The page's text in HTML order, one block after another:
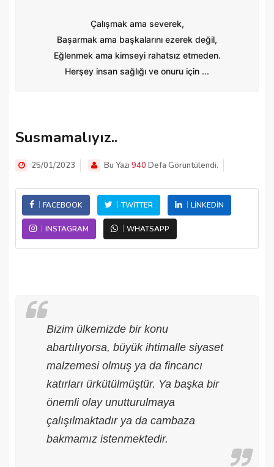
Çalışmak ama severek,
Başarmak ama başkalarını ezerek değil,
Eğlenmek ama kimseyi rahatsız etmeden.
Herşey insan sağlığı ve onuru için ...
Susmamalıyız..
25/01/2023 Bu Yazı 940 Defa Görüntülendi.
FACEBOOK TWITTER LINKEDIN
INSTAGRAM WHATSAPP
Bizim ülkemizde bir konu
abartılıyorsa, büyük ihtimalle siyaset
malzemesi olmuş ya da fincancı
katırları ürkütülmüştür. Ya başka bir
önemli olay unutturulmaya
çalışılmaktadır ya da cambaza
bakmamız istenmektedir.